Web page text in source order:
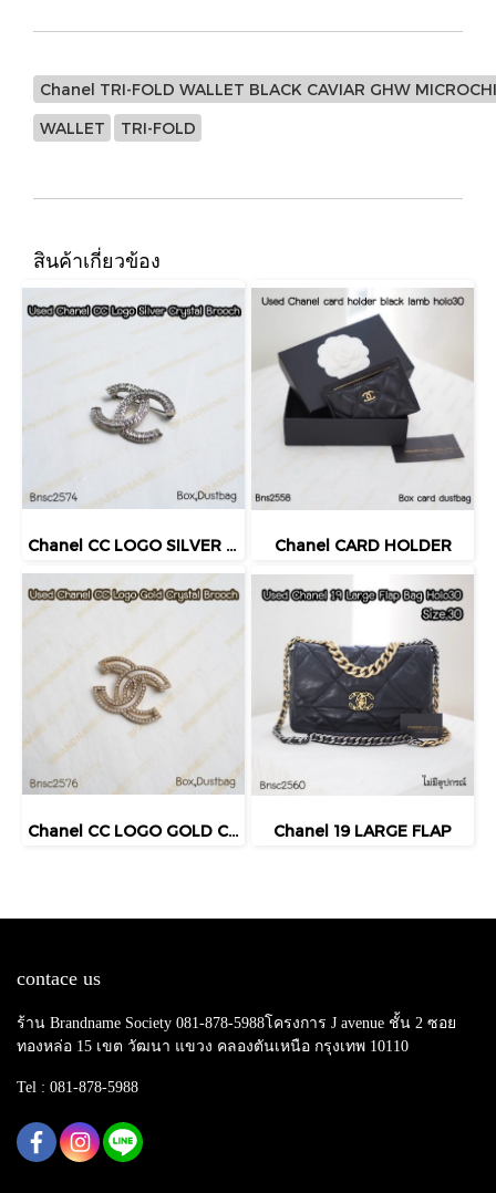
Chanel TRI-FOLD WALLET BLACK CAVIAR GHW
WALLET TRI-FOLD
สินค้าเกี่ยวข้อง
Chanel CC LOGO SILVER CRYSTAL BROOCH Chanel CARD HOLDER
Chanel CC LOGO GOLD CRYSTAL BROOCH Chanel 19 LARGE FLAP
contace us
ร้าน Brandname Society 081-878-5988โครงการ J avenue ชั้น 2 ซอย
ทองหล่อ 15 เขต วัฒนา แขวง คลองตันเหนือ กรุงเทพ 10110
Tel : 081-878-5988